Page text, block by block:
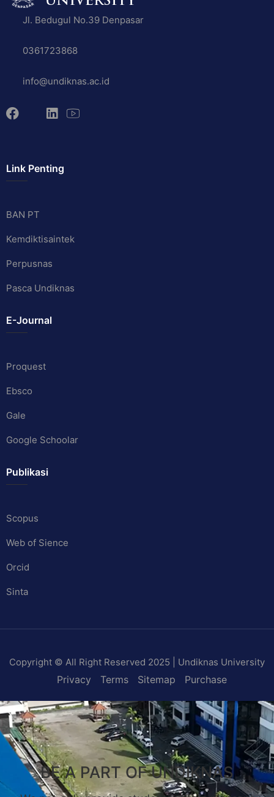
Jl. Bedugul No.39 Denpasar
0361723868
info@undiknas.ac.id
Link Penting
BAN PT
Kemdiktisaintek
Perpusnas
Pasca Undiknas
E-Journal
Proquest
Ebsco
Gale
Google Schoolar
Publikasi
Scopus
Web of Sience
Orcid
Sinta
Copyright © All Right Reserved 2025 | Undiknas University
Privacy Terms Sitemap Purchase
BE A PART OF UNDIKNAS